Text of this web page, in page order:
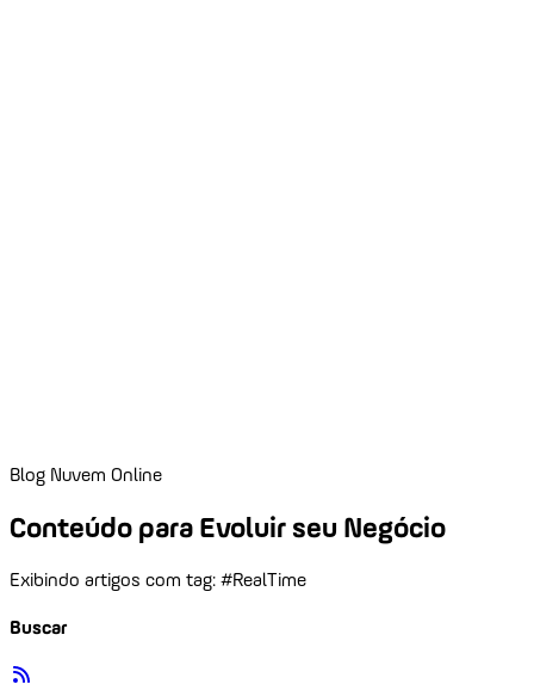
Blog Nuvem Online
Conteúdo para Evoluir seu Negócio
Exibindo artigos com tag: #RealTime
Buscar